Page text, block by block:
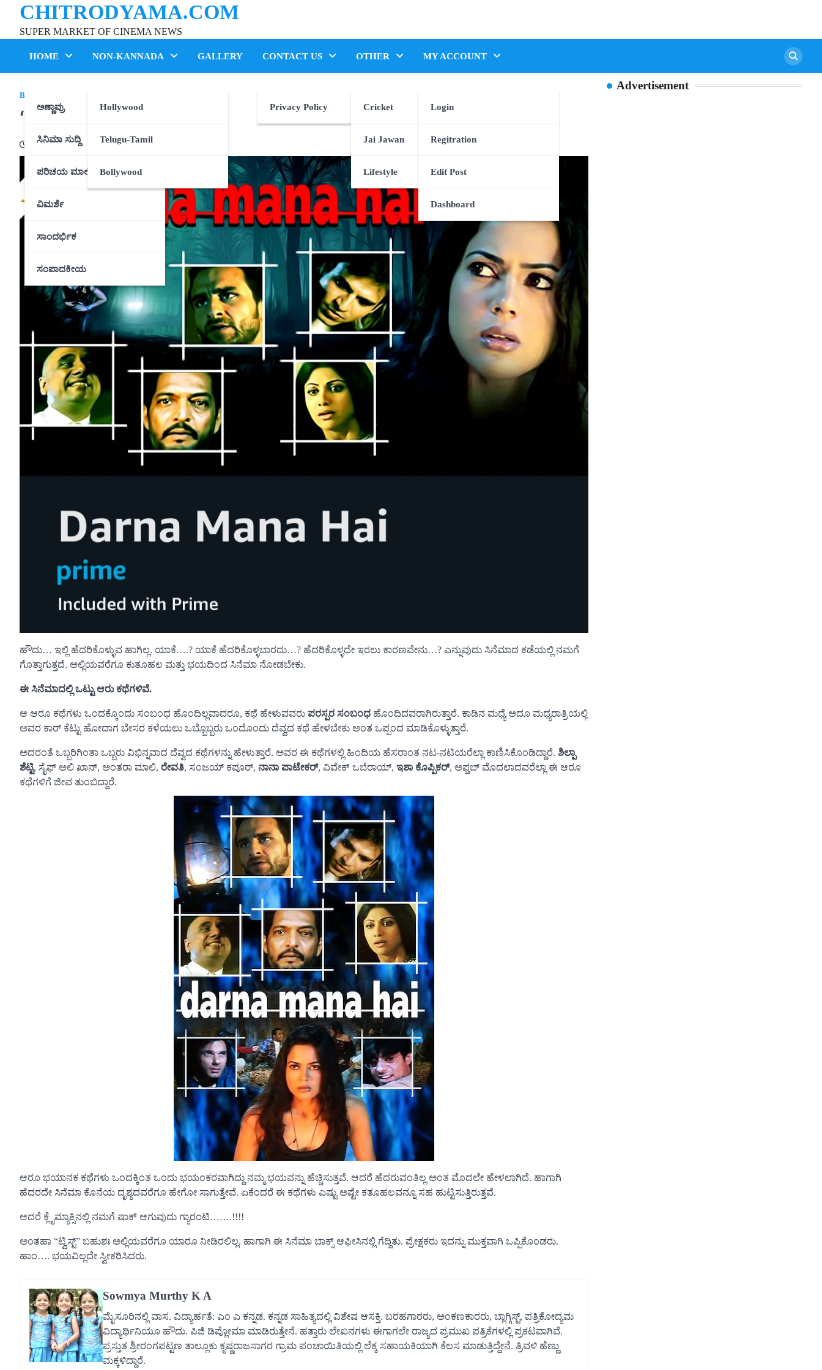
content
CHITRODYAMA.COM
SUPER MARKET OF CINEMA NEWS
HOME
ಅಣ್ಣಾವ್ರು
ಸಿನಿಮಾ ಸುದ್ದಿ
ಪರಿಚಯ ಮಾಲಿಕೆ
ವಿಮರ್ಶೆ
ಸಾಂದರ್ಭಿಕ
ಸಂಪಾದಕೀಯ
NON-KANNADA
Hollywood
Telugu-Tamil
Bollywood
GALLERY CONTACT US
Privacy Policy
OTHER
Cricket
Jai Jawan
Lifestyle
MY ACCOUNT
Login
Regitration
Edit Post
Dashboard
BOLLYWOOD
“ಡರನಾ ಮನಾ ಹೈ”
11/02/2021
ಹೌದು… ಇಲ್ಲಿ ಹೆದರಿಕೊಳ್ಳುವ ಹಾಗಿಲ್ಲ.‌ ಯಾಕೆ….? ಯಾಕೆ ಹೆದರಿಕೊಳ್ಳಬಾರದು…? ಹೆದರಿಕೊಳ್ಳದೇ ಇರಲು ಕಾರಣವೇನು…? ಎನ್ನುವುದು ಸಿನೆಮಾದ ಕಡೆಯಲ್ಲಿ ನಮಗೆ
ಗೊತ್ತಾಗುತ್ತದೆ. ಅಲ್ಲಿಯವರೆಗೂ ಕುತೂಹಲ ಮತ್ತು ಭಯದಿಂದ ಸಿನೆಮಾ ನೋಡಬೇಕು.
ಈ ಸಿನೆಮಾದಲ್ಲಿ ಒಟ್ಟು ಆರು ಕಥೆಗಳಿವೆ.
ಆ ಆರೂ ಕಥೆಗಳು ಒಂದಕ್ಕೊಂದು ಸಂಬಂಧ ಹೊಂದಿಲ್ಲವಾದರೂ, ಕಥೆ ಹೇಳುವವರು ಪರಸ್ಪರ ಸಂಬಂಧ ಹೊಂದಿದವರಾಗಿರುತ್ತಾರೆ. ಕಾಡಿನ ಮಧ್ಯೆ ಅದೂ ಮಧ್ಯರಾತ್ರಿಯಲ್ಲಿ
ಅವರ ಕಾರ್ ಕೆಟ್ಟು ಹೋದಾಗ ಬೇಸರ ಕಳೆಯಲು ಒಬ್ಬೊಬ್ಬರು ಒಂದೊಂದು ದೆವ್ವದ ಕಥೆ ಹೇಳಬೇಕು ಅಂತ ಒಪ್ಪಂದ ಮಾಡಿಕೊಳ್ಳುತ್ತಾರೆ.
ಅದರಂತೆ ಒಬ್ಬರಿಗಿಂತಾ ಒಬ್ಬರು ವಿಭಿನ್ನವಾದ ದೆವ್ವದ ಕಥೆಗಳನ್ನು ಹೇಳುತ್ತಾರೆ. ಅವರ ಈ ಕಥೆಗಳಲ್ಲಿ ಹಿಂದಿಯ ಹೆಸರಾಂತ ನಟ-ನಟಿಯರೆಲ್ಲಾ ಕಾಣಿಸಿಕೊಂಡಿದ್ದಾರೆ. ಶಿಲ್ಪಾ
ಶೆಟ್ಟಿ, ಸೈಫ್ ಅಲಿ ಖಾನ್, ಅಂತರಾ ಮಾಲಿ, ರೇವತಿ, ಸಂಜಯ್ ಕಪೂರ್, ನಾನಾ ಪಾಟೇಕರ್, ವಿವೇಕ್ ಒಬೆರಾಯ್, ಇಶಾ ಕೊಪ್ಪಿಕರ್, ಅಫ್ತಬ್ ಮೊದಲಾದವರೆಲ್ಲಾ ಈ ಆರೂ
ಕಥೆಗಳಿಗೆ ಜೀವ ತುಂಬಿದ್ದಾರೆ.
ಆರೂ ಭಯಾನಕ ಕಥೆಗಳು ಒಂದಕ್ಕಿಂತ ಒಂದು ಭಯಂಕರವಾಗಿದ್ದು ನಮ್ಮ ಭಯವನ್ನು ಹೆಚ್ಚಿಸುತ್ತವೆ. ಆದರೆ ಹೆದರುವಂತಿಲ್ಲ ಅಂತ ಮೊದಲೇ ಹೇಳಲಾಗಿದೆ. ಹಾಗಾಗಿ
ಹೆದರದೇ ಸಿನೆಮಾ ಕೊನೆಯ ದೃಶ್ಯದವರೆಗೂ ಹೇಗೋ ಸಾಗುತ್ತೇವೆ. ಏಕೆಂದರೆ ಈ ಕಥೆಗಳು ಎಷ್ಟು ಅಷ್ಟೇ ಕತೂಹಲವನ್ನೂ ಸಹ ಹುಟ್ಟಿಸುತ್ತಿರುತ್ತವೆ.
ಆದರೆ ಕ್ಲೈಮ್ಯಾಕ್ಸಿನಲ್ಲಿ ನಮಗೆ ಷಾಕ್ ಆಗುವುದು ಗ್ಯಾರಂಟಿ…….!!!!
ಅಂತಹಾ “ಟ್ವಿಸ್ಟ್” ಬಹುಶಃ ಅಲ್ಲಿಯವರೆಗೂ ಯಾರೂ ನೀಡಿರಲಿಲ್ಲ. ಹಾಗಾಗಿ ಈ ಸಿನೆಮಾ ಬಾಕ್ಸ್ ಆಫೀಸಿನಲ್ಲಿ ಗೆದ್ದಿತು. ಪ್ರೇಕ್ಷಕರು ಇದನ್ನು ಮುಕ್ತವಾಗಿ ಒಪ್ಪಿಕೊಂಡರು.
ಹಾಂ…. ಭಯವಿಲ್ಲದೇ ಸ್ವೀಕರಿಸಿದರು.
Sowmya Murthy K A
ಮೈಸೂರಿನಲ್ಲಿ ವಾಸ. ವಿದ್ಯಾರ್ಹತೆ: ಎಂ ಎ ಕನ್ನಡ. ಕನ್ನಡ ಸಾಹಿತ್ಯದಲ್ಲಿ ವಿಶೇಷ ಆಸಕ್ತಿ. ಬರಹಗಾರರು, ಅಂಕಣಕಾರರು, ಬ್ಲಾಗ್ಗಿಸ್ಟ್, ಪತ್ರಿಕೋದ್ಯಮ
ವಿದ್ಯಾರ್ಥಿನಿಯೂ ಹೌದು. ಪಿಜಿ ಡಿಪ್ಲೋಮಾ ಮಾಡಿರುತ್ತೇನೆ. ಹತ್ತಾರು ಲೇಖನಗಳು ಈಗಾಗಲೇ ರಾಜ್ಯದ ಪ್ರಮುಖ ಪತ್ರಿಕೆಗಳಲ್ಲಿ ಪ್ರಕಟವಾಗಿವೆ.
ಪ್ರಸ್ತುತ ಶ್ರೀರಂಗಪಟ್ಟಣ ತಾಲ್ಲೂಕು ಕೃಷ್ಣರಾಜಸಾಗರ ಗ್ರಾಮ ಪಂಚಾಯಿತಿಯಲ್ಲಿ ಲೆಕ್ಕ ಸಹಾಯಕಿಯಾಗಿ ಕೆಲಸ ಮಾಡುತ್ತಿದ್ದೇನೆ. ತ್ರಿವಳಿ ಹೆಣ್ಣು
ಮಕ್ಕಳಿದ್ದಾರೆ.
Advertisement